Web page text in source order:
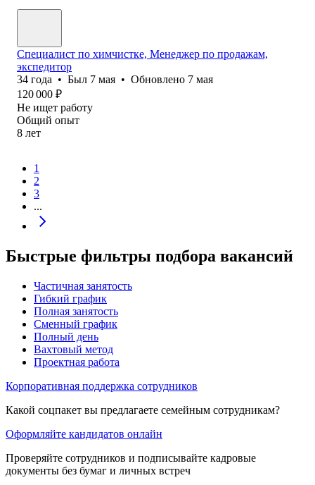
Специалист по химчистке, Менеджер по продажам,
экспедитор
34 года • Был 7 мая • Обновлено 7 мая
120 000 ₽
Не ищет работу
Общий опыт
8 лет
1
2
3
...
Быстрые фильтры подбора вакансий
Частичная занятость
Гибкий график
Полная занятость
Сменный график
Полный день
Вахтовый метод
Проектная работа
Корпоративная поддержка сотрудников
Какой соцпакет вы предлагаете семейным сотрудникам?
Оформляйте кандидатов онлайн
Проверяйте сотрудников и подписывайте кадровые
документы без бумаг и личных встреч